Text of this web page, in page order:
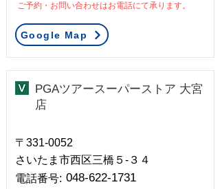
ご予約・お問い合わせはお電話にて承ります。
Google Map
PGAツアースーパーストア 大宮
店
〒331-0052
さいたま市西区三橋５-３４
​電話番号: 048-622-1731